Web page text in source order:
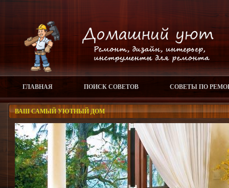
ГЛАВНАЯ ПОИСК СОВЕТОВ СОВЕТЫ ПО
ВАШ САМЫЙ УЮТНЫЙ ДОМ